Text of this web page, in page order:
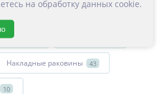
Крючки
Накладные раковины 43
10
на обработку данных cookie.